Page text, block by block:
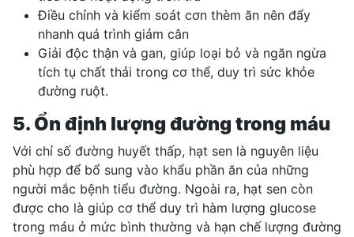
Điều chỉnh và kiểm soát cơn thèm ăn nên đẩy
nhanh quá trình giảm cân
Giải độc thận và gan, giúp loại bỏ và ngăn ngừa
tích tụ chất thải trong cơ thể, duy trì sức khỏe
đường ruột.
5. Ổn định lượng đường trong máu
Với chỉ số đường huyết thấp, hạt sen là nguyên liệu
phù hợp để bổ sung vào khẩu phần ăn của những
người mắc bệnh tiểu đường. Ngoài ra, hạt sen còn
được cho là giúp cơ thể duy trì hàm lượng glucose
trong máu ở mức bình thường và hạn chế lượng đường